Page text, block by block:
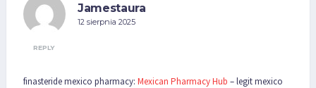
Jamestaura
12 sierpnia 2025
REPLY
finasteride mexico pharmacy: Mexican Pharmacy Hub – legit mexico